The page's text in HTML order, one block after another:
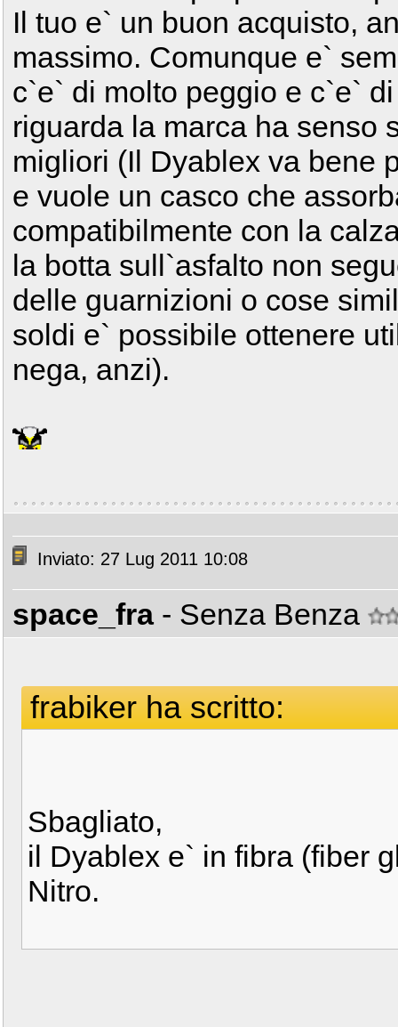
Il tuo e` un buon acquisto,
massimo. Comunque e`
c`e` di molto peggio e c`e`
riguarda la marca ha senso
migliori (Il Dyablex va bene
e vuole un casco che
compatibilmente con la
la botta sull`asfalto non
delle guarnizioni o cose
soldi e` possibile ottenere
nega, anzi).
Inviato: 27 Lug 2011 10:08
space_fra - Senza Benza
frabiker ha scritto:
Sbagliato,
il Dyablex e` in fibra (fiber
Nitro.